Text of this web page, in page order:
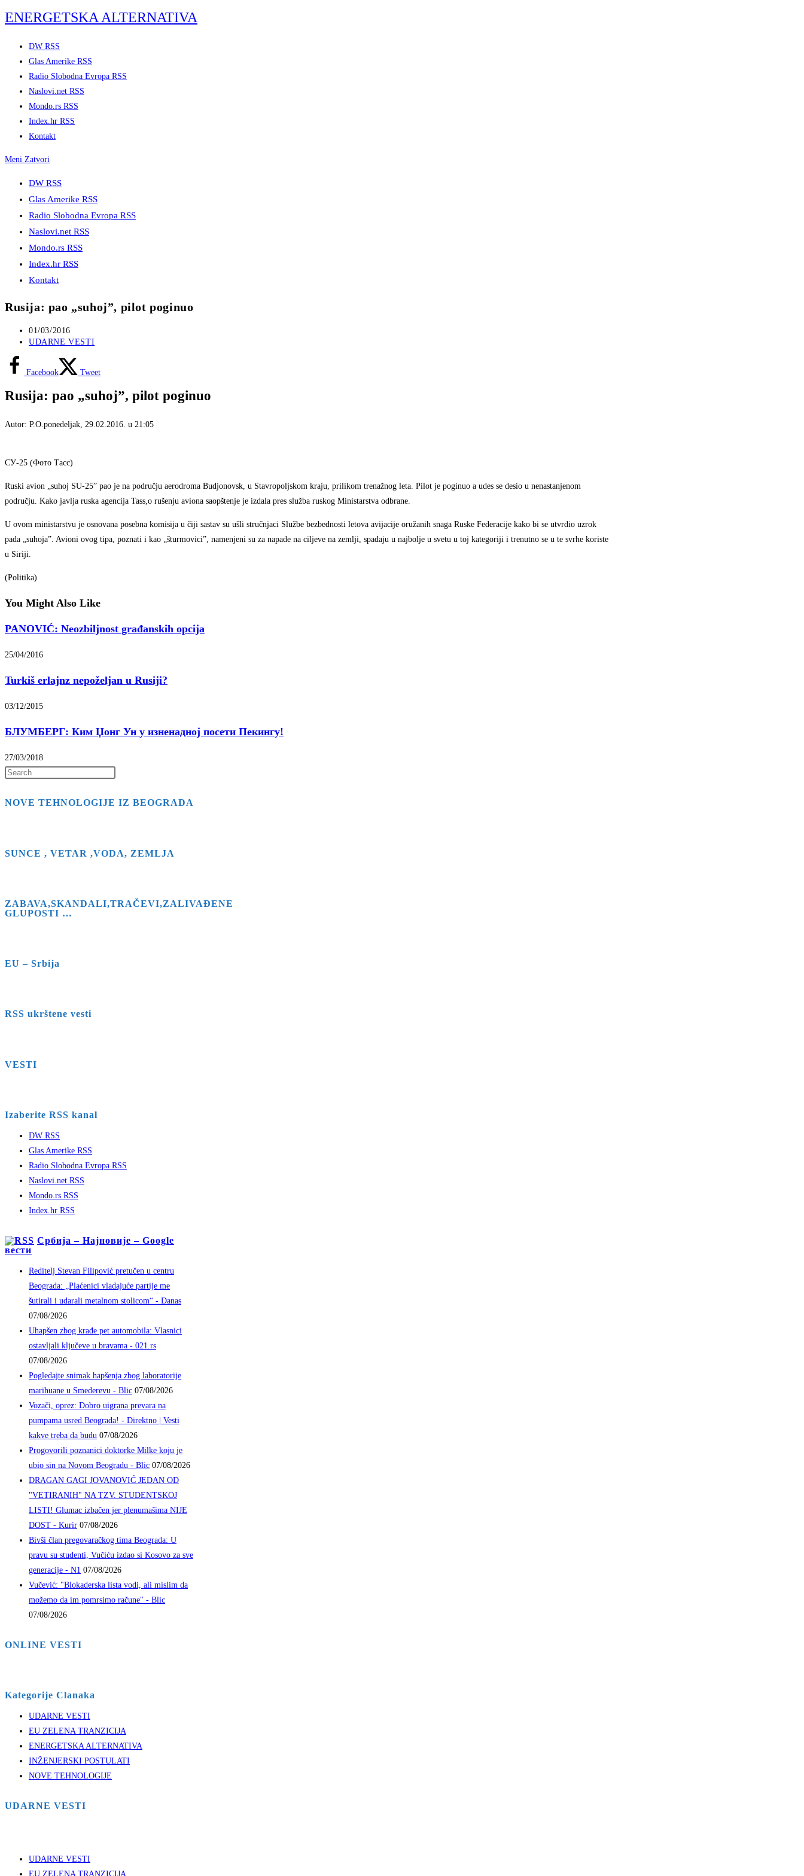
Skip
to
ENERGETSKA ALTERNATIVA
DW RSS
Glas Amerike RSS
Radio Slobodna Evropa RSS
Naslovi.net RSS
Mondo.rs RSS
Index.hr RSS
Kontakt
Meni Zatvori
DW RSS
Glas Amerike RSS
Radio Slobodna Evropa RSS
Naslovi.net RSS
Mondo.rs RSS
Index.hr RSS
Kontakt
Rusija: pao „suhoj”, pilot poginuo
Post
published:
01/03/2016
Post
UDARNE VESTI
Facebook Tweet
Rusija: pao „suhoj”, pilot poginuo
Autor: P.O.ponedeljak, 29.02.2016. u 21:05
СУ-25 (Фото Тасс)
Ruski avion „suhoj SU-25” pao je na području aerodroma Budjonovsk, u Stavropoljskom kraju, prilikom trenažnog leta. Pilot je poginuo a udes se desio u nenastanjenom
području. Kako javlja ruska agencija Tass,o rušenju aviona saopštenje je izdala pres služba ruskog Ministarstva odbrane.
U ovom ministarstvu je osnovana posebna komisija u čiji sastav su ušli stručnjaci Službe bezbednosti letova avijacije oružanih snaga Ruske Federacije kako bi se utvrdio uzrok
pada „suhoja”. Avioni ovog tipa, poznati i kao „šturmovici”, namenjeni su za napade na ciljeve na zemlji, spadaju u najbolje u svetu u toj kategoriji i trenutno se u te svrhe koriste
u Siriji.
(Politika)
You Might Also Like
PANOVIĆ: Neozbiljnost građanskih opcija
25/04/2016
Turkiš erlajnz nepoželjan u Rusiji?
03/12/2015
БЛУМБЕРГ: Ким Џонг Ун у изненадној посети Пекингу!
27/03/2018
to
NOVE TEHNOLOGIJE IZ BEOGRADA
SUNCE , VETAR ,VODA, ZEMLJA
ZABAVA,SKANDALI,TRAČEVI,ZALIVAĐENE
GLUPOSTI …
EU – Srbija
RSS ukrštene vesti
VESTI
Izaberite RSS kanal
DW RSS
Glas Amerike RSS
Radio Slobodna Evropa RSS
Naslovi.net RSS
Mondo.rs RSS
Index.hr RSS
Србија – Најновије – Google
вести
Reditelj Stevan Filipović pretučen u centru
Beograda: „Plaćenici vladajuće partije me
šutirali i udarali metalnom stolicom“ - Danas
07/08/2026
Uhapšen zbog krađe pet automobila: Vlasnici
ostavljali ključeve u bravama - 021.rs
07/08/2026
Pogledajte snimak hapšenja zbog laboratorije
marihuane u Smederevu - Blic 07/08/2026
Vozači, oprez: Dobro uigrana prevara na
pumpama usred Beograda! - Direktno | Vesti
kakve treba da budu 07/08/2026
Progovorili poznanici doktorke Milke koju je
ubio sin na Novom Beogradu - Blic 07/08/2026
DRAGAN GAGI JOVANOVIĆ JEDAN OD
"VETIRANIH" NA TZV. STUDENTSKOJ
LISTI! Glumac izbačen jer plenumašima NIJE
DOST - Kurir 07/08/2026
Bivši član pregovaračkog tima Beograda: U
pravu su studenti, Vučiću izdao si Kosovo za sve
generacije - N1 07/08/2026
Vučević: "Blokaderska lista vodi, ali mislim da
možemo da im pomrsimo račune" - Blic
07/08/2026
ONLINE VESTI
Kategorije Clanaka
UDARNE VESTI
EU ZELENA TRANZICIJA
ENERGETSKA ALTERNATIVA
INŽENJERSKI POSTULATI
NOVE TEHNOLOGIJE
UDARNE VESTI
UDARNE VESTI
EU ZELENA TRANZICIJA